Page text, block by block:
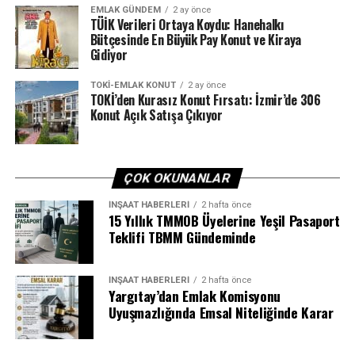
dönemde kısa zamanlı kiralamaların zorluğu artırdığını
dile getiren Akdoğan, şöyle devam etti:
“Bir düzenleme olmadığı için kayıt dışılık da söz
konusuydu. İçişleri Bakanlığı tarafından bu konu
güvenlik nedeniyle önemseniyor. Kültür ve Turizm
Bakanlığı tarafından bir haksız rekabet olmaması için
belirli sertifikasyon programlarına dahil edilmesi
gerektiği belirtildi. Ticaret Bakanlığı da buradaki ticaret
açısından konuyu ele alıyordu. İnşallah güzel bir
düzenleme olur. Çünkü hem güvenlik açısından sıkıntı
yaşanmaması hem kayıt dışının önüne geçilmesi hem
vergi kaybının önlenmesi hem de turizm tarafında
haksız rekabetin ortadan kaldırılması açısından çok
önemli bir düzenleme ve ülkemiz adına bunlar önemli
unsurlar.”
“Kiralık konut tarafında arzı artırabilir”
EMLAK GÜNDEM 2 ay önce
TÜİK Verileri Ortaya Koydu: Hanehalkı
Bütçesinde En Büyük Pay Konut ve Kiraya
Gidiyor
TOKI-EMLAK KONUT 2 ay önce
TOKİ’den Kurasız Konut Fırsatı: İzmir’de 306
Konut Açık Satışa Çıkıyor
ÇOK OKUNANLAR
İNŞAAT HABERLERI 2 hafta önce
15 Yıllık TMMOB Üyelerine Yeşil Pasaport
Teklifi TBMM Gündeminde
İNŞAAT HABERLERI 2 hafta önce
Yargıtay’dan Emlak Komisyonu
Uyuşmazlığında Emsal Niteliğinde Karar